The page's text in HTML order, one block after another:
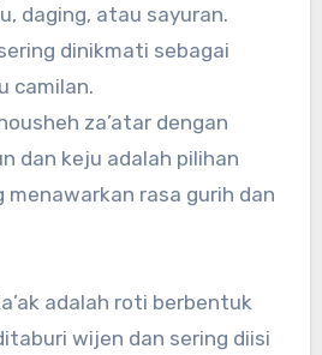
daging, atau sayuran.
dinikmati sebagai
camilan.
za’atar dengan
dan keju adalah pilihan
menawarkan rasa gurih dan
adalah roti berbentuk
wijen dan sering diisi